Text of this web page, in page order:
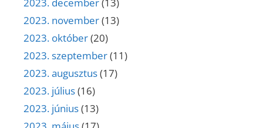
2023. november(13)
2023. október(20)
2023. szeptember(11)
2023. augusztus(17)
2023. július(16)
2023. június(13)